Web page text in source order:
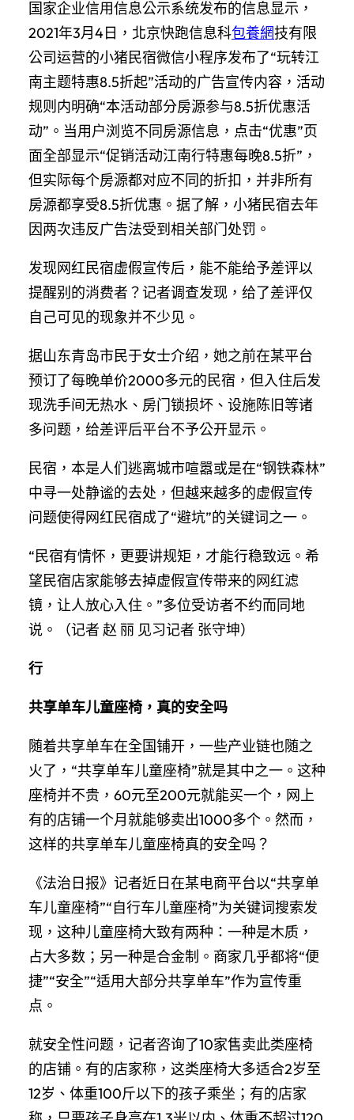
国家企业信用信息公示系统发布的信息显示，
2021年3月4日，北京快跑信息科包養網技有限
公司运营的小猪民宿微信小程序发布了“玩转江
南主题特惠8.5折起”活动的广告宣传内容，活动
规则内明确“本活动部分房源参与8.5折优惠活
动”。当用户浏览不同房源信息，点击“优惠”页
面全部显示“促销活动江南行特惠每晚8.5折”，
但实际每个房源都对应不同的折扣，并非所有
房源都享受8.5折优惠。据了解，小猪民宿去年
因两次违反广告法受到相关部门处罚。
发现网红民宿虚假宣传后，能不能给予差评以
提醒别的消费者？记者调查发现，给了差评仅
自己可见的现象并不少见。
据山东青岛市民于女士介绍，她之前在某平台
预订了每晚单价2000多元的民宿，但入住后发
现洗手间无热水、房门锁损坏、设施陈旧等诸
多问题，给差评后平台不予公开显示。
民宿，本是人们逃离城市喧嚣或是在“钢铁森林”
中寻一处静谧的去处，但越来越多的虚假宣传
问题使得网红民宿成了“避坑”的关键词之一。
“民宿有情怀，更要讲规矩，才能行稳致远。希
望民宿店家能够去掉虚假宣传带来的网红滤
镜，让人放心入住。”多位受访者不约而同地
说。（记者 赵 丽 见习记者 张守坤）
行
共享单车儿童座椅，真的安全吗
随着共享单车在全国铺开，一些产业链也随之
火了，“共享单车儿童座椅”就是其中之一。这种
座椅并不贵，60元至200元就能买一个，网上
有的店铺一个月就能够卖出1000多个。然而，
这样的共享单车儿童座椅真的安全吗？
《法治日报》记者近日在某电商平台以“共享单
车儿童座椅”“自行车儿童座椅”为关键词搜索发
现，这种儿童座椅大致有两种：一种是木质，
占大多数；另一种是合金制。商家几乎都将“便
捷”“安全”“适用大部分共享单车”作为宣传重
点。
就安全性问题，记者咨询了10家售卖此类座椅
的店铺。有的店家称，这类座椅大多适合2岁至
12岁、体重100斤以下的孩子乘坐；有的店家